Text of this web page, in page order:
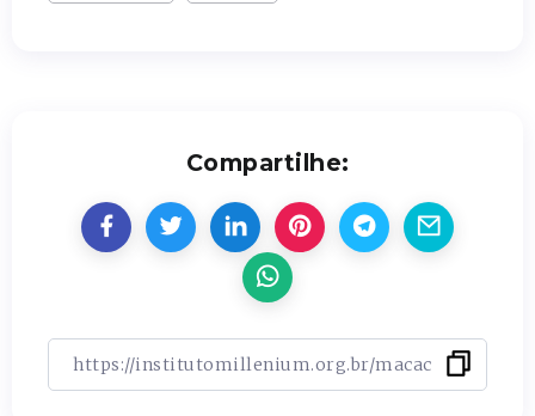
Compartilhe: